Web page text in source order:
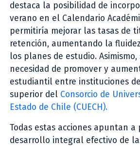
destaca la posibilidad de
verano en el Calendario
permitiría mejorar las tasas de
retención, aumentando la
los planes de estudio.
necesidad de promover y
estudiantil entre instituciones
superior del Consorcio de
Estado de Chile (CUECH).
Todas estas acciones apuntan
desarrollo integral efectivo de